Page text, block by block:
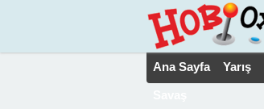
Ana Sayfa Yarış